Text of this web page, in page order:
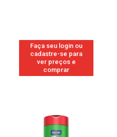
Faça seu login ou
cadastre-se para
ver preços e
comprar